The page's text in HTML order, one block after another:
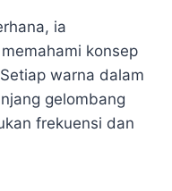
ia
konsep
warna dalam
gelombang
frekuensi dan